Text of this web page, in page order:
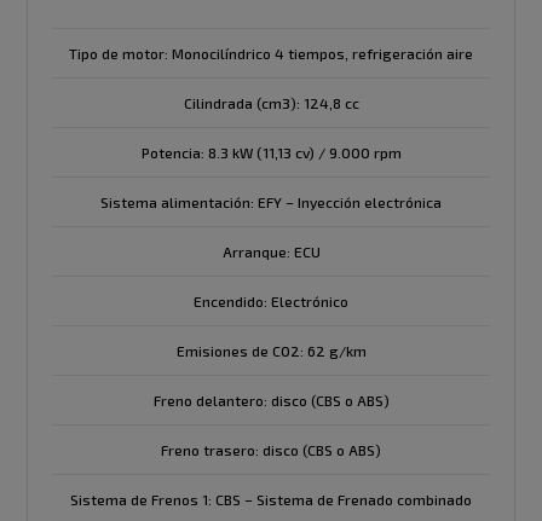
Tipo de motor: Monocilíndrico 4 tiempos, refrigeración aire
Cilindrada (cm3): 124,8 cc
Potencia: 8.3 kW (11,13 cv) / 9.000 rpm
Sistema alimentación: EFY – Inyección electrónica
Arranque: ECU
Encendido: Electrónico
Emisiones de C02: 62 g/km
Freno delantero: disco (CBS o ABS)
Freno trasero: disco (CBS o ABS)
Sistema de Frenos 1: CBS – Sistema de Frenado combinado